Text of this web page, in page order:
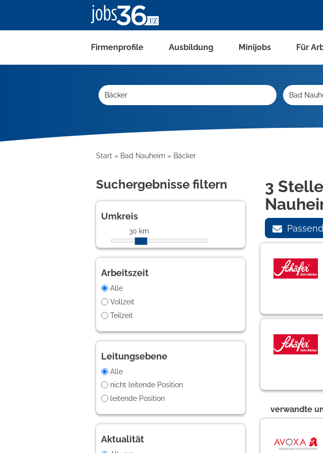
Firmenprofile Ausbildung Minijobs Für
Start Bad Nauheim Bäcker
Suchergebnisse filtern
Umkreis
30 km
Arbeitszeit
Alle
Vollzeit
Teilzeit
Leitungsebene
Alle
nicht leitende Position
leitende Position
Aktualität
3
verwandte